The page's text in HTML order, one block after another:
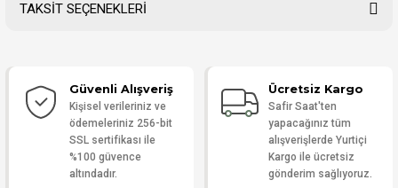
Yorum Yaz
TAKSİT SEÇENEKLERİ
Güvenli Alışveriş
Kişisel verileriniz ve
ödemeleriniz 256-bit
SSL sertifikası ile
%100 güvence
altındadır.
Ücretsiz Kargo
Safir Saat'ten
yapacağınız tüm
alışverişlerde Yurtiçi
Kargo ile ücretsiz
gönderim sağlıyoruz.